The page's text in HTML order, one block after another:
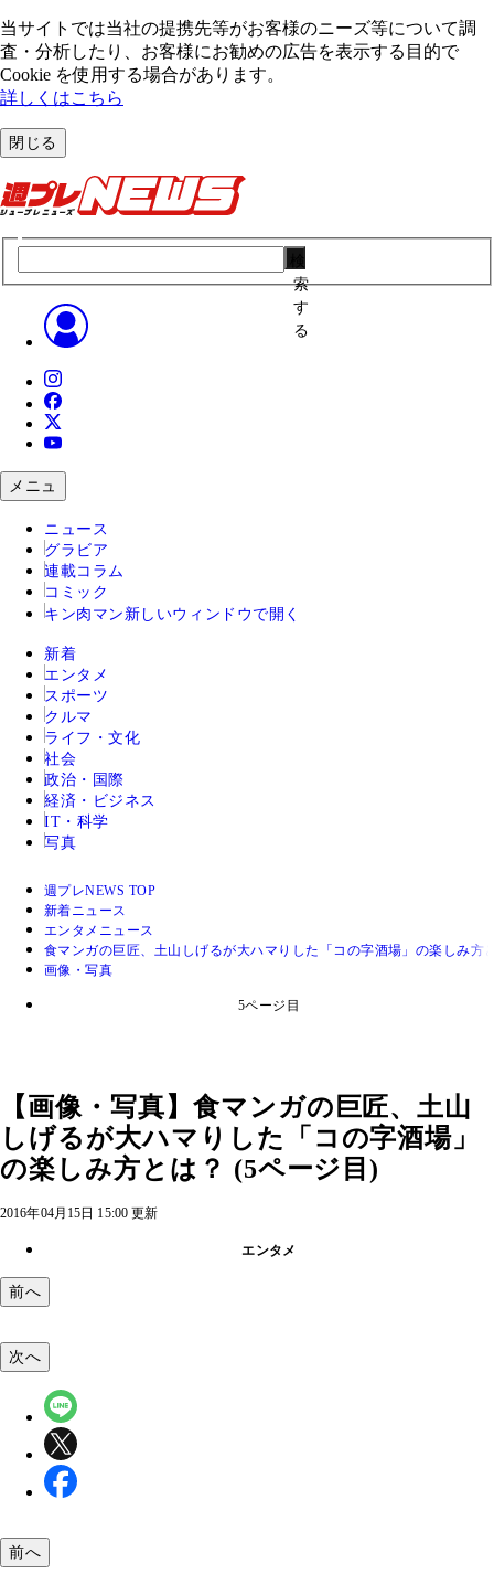
当サイトでは当社の提携先等がお客様のニーズ等について調
査・分析したり、お客様にお勧めの広告を表⽰する⽬的で
Cookie を使⽤する場合があります。
詳しくはこちら
閉じる
索
す
る
メニュ
ニュース
グラビア
連載コラム
コミック
キン肉マン 新しいウィンドウで開く
新着
エンタメ
スポーツ
クルマ
ライフ・文化
社会
政治・国際
経済・ビジネス
IT・科学
写真
週プレNEWS TOP
新着ニュース
エンタメニュース
食マンガの巨匠、土山しげるが大ハマりした「コの字酒場」の楽しみ方
画像・写真
5ページ目
【画像・写真】食マンガの巨匠、土山
しげるが大ハマりした「コの字酒場」
の楽しみ方とは？ (5ページ目)
2016年04月15日 15:00 更新
エンタメ
前へ
次へ
前へ